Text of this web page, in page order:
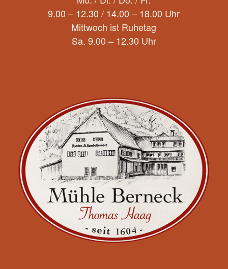
9.00 – 12.30 / 14.00 – 18.00 Uhr
Mittwoch ist Ruhetag
Sa. 9.00 – 12.30 Uhr